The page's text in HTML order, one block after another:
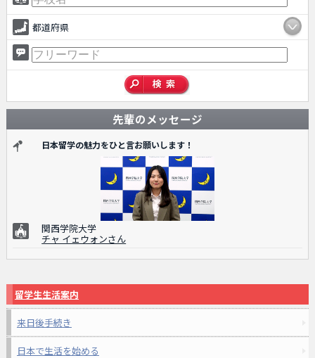
都道府県
先輩のメッセージ
日本留学の魅力をひと言お願いします！
関西学院大学
チャ イェウォンさん
留学生生活案内
来日後手続き
日本で生活を始める